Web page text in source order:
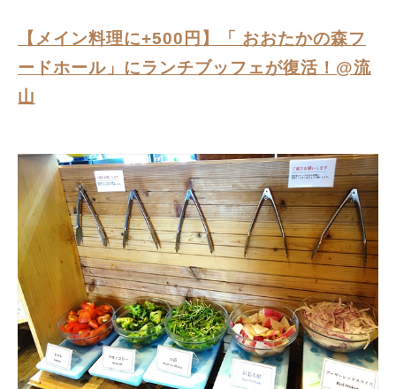
【メイン料理に+500円】「 おおたかの森フ
ードホール」にランチブッフェが復活！@流
山